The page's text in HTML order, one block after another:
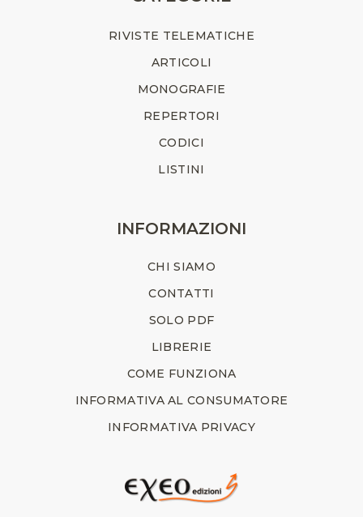
RIVISTE TELEMATICHE
ARTICOLI
MONOGRAFIE
REPERTORI
CODICI
LISTINI
INFORMAZIONI
CHI SIAMO
CONTATTI
SOLO PDF
LIBRERIE
COME FUNZIONA
INFORMATIVA AL CONSUMATORE
INFORMATIVA PRIVACY